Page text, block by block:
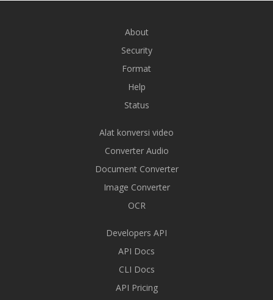
About
Security
Format
Help
Status
Alat konversi video
Converter Audio
Document Converter
Image Converter
OCR
Developers API
API Docs
CLI Docs
API Pricing